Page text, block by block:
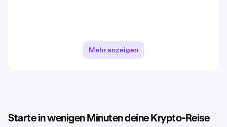
Mehr anzeigen
Starte in wenigen Minuten deine Krypto-Reise